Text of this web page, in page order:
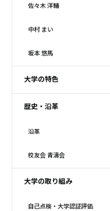
佐々木 洋輔
中村 まい
坂本 悠馬
大学の特色
歴史・沿革
沿革
校友会 青濤会
大学の取り組み
自己点検・大学認証評価